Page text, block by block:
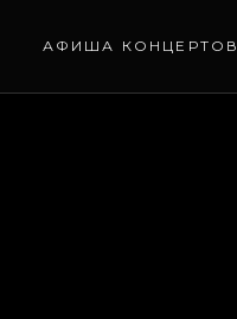
АФИША КОНЦЕРТОВ